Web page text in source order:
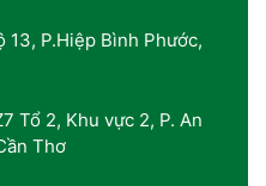
P.Hiệp Bình Phước,
Tổ 2, Khu vực 2, P. An
Thơ